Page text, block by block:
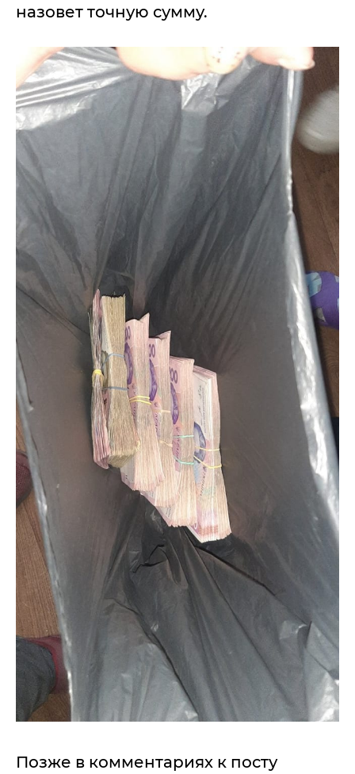
назовет точную сумму.
Позже в комментариях к посту